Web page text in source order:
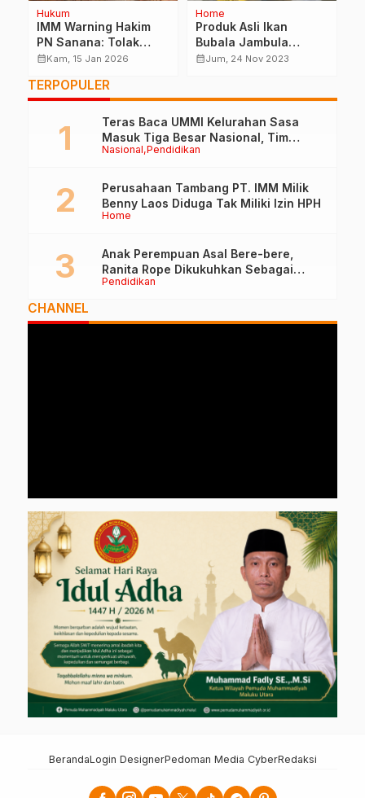
Hukum
IMM Warning Hakim
PN Sanana: Tolak
Praperadilan
BTT
calendar_monthKam, 15 Jan 2026
Home
Produk Asli Ikan
Bubala Jambula
Berhasil Tembus Toko
calendar_monthJum, 24 Nov 2023
TERPOPULER
Nasional Pendidikan
Teras Baca UMMI Kelurahan Sasa
Masuk Tiga Besar Nasional, Tim
Penilai Lakukan Visitasi di Ternate
Home
Perusahaan Tambang PT. IMM Milik
Benny Laos Diduga Tak Miliki Izin HPH
Pendidikan
Anak Perempuan Asal Bere-bere,
Ranita Rope Dikukuhkan Sebagai
Guru Besar dan Rektor Ummu
CHANNEL
BerandaLogin DesignerPedoman Media CyberRedaksi